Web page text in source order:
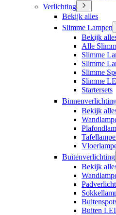
Verlichting
Bekijk alles
Slimme Lampen
Bekijk
Alle
Slimme
Slimme
Slimme
Slimme
Startersets
Bekijk
Buitenverlichting
Bekijk
Buiten